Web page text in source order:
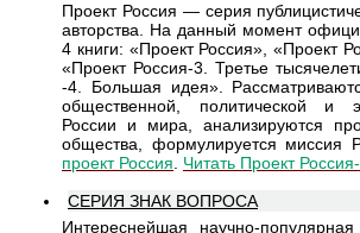
Проект Россия — серия
авторства. На данный момент
4 книги: «Проект Россия», «Проект
«Проект Россия-3. Третье
-4. Большая идея».
общественной, политической и
России и мира, анализируются
общества, формулируется миссия
проект Россия. Читать Проект
СЕРИЯ ЗНАК ВОПРОСА
Интереснейшая научно-